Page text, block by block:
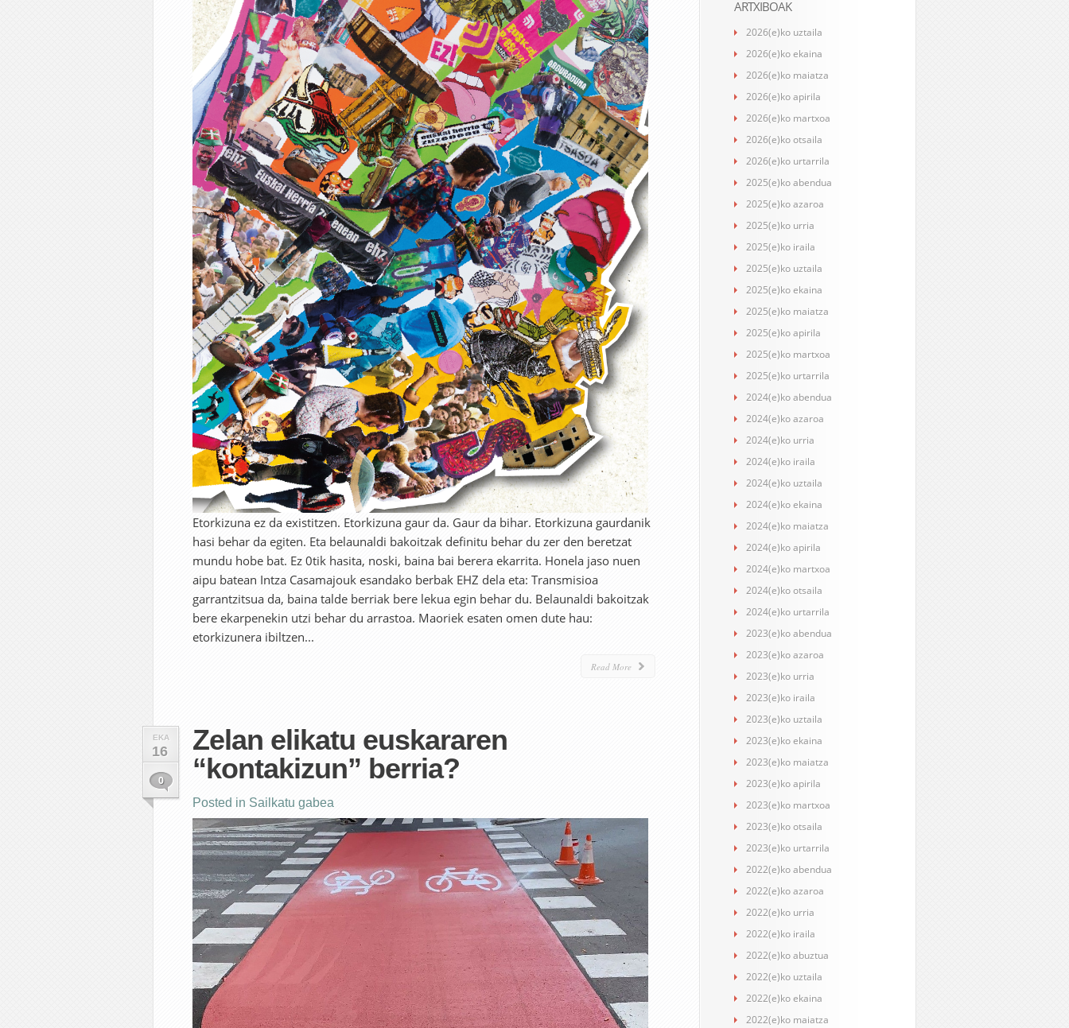
Etorkizuna ez da existitzen. Etorkizuna gaur da. Gaur da bihar. Etorkizuna gaurdanik
hasi behar da egiten. Eta belaunaldi bakoitzak definitu behar du zer den beretzat
mundu hobe bat. Ez 0tik hasita, noski, baina bai berera ekarrita. Honela jaso nuen
aipu batean Intza Casamajouk esandako berbak EHZ dela eta: Transmisioa
garrantzitsua da, baina talde berriak bere lekua egin behar du. Belaunaldi bakoitzak
bere ekarpenekin utzi behar du arrastoa. Maoriek esaten omen dute hau:
etorkizunera ibiltzen...
Read More
EKA
16
0
Zelan elikatu euskararen
“kontakizun” berria?
Posted in Sailkatu gabea
ARTXIBOAK
2026(e)ko uztaila
2026(e)ko ekaina
2026(e)ko maiatza
2026(e)ko apirila
2026(e)ko martxoa
2026(e)ko otsaila
2026(e)ko urtarrila
2025(e)ko abendua
2025(e)ko azaroa
2025(e)ko urria
2025(e)ko iraila
2025(e)ko uztaila
2025(e)ko ekaina
2025(e)ko maiatza
2025(e)ko apirila
2025(e)ko martxoa
2025(e)ko urtarrila
2024(e)ko abendua
2024(e)ko azaroa
2024(e)ko urria
2024(e)ko iraila
2024(e)ko uztaila
2024(e)ko ekaina
2024(e)ko maiatza
2024(e)ko apirila
2024(e)ko martxoa
2024(e)ko otsaila
2024(e)ko urtarrila
2023(e)ko abendua
2023(e)ko azaroa
2023(e)ko urria
2023(e)ko iraila
2023(e)ko uztaila
2023(e)ko ekaina
2023(e)ko maiatza
2023(e)ko apirila
2023(e)ko martxoa
2023(e)ko otsaila
2023(e)ko urtarrila
2022(e)ko abendua
2022(e)ko azaroa
2022(e)ko urria
2022(e)ko iraila
2022(e)ko abuztua
2022(e)ko uztaila
2022(e)ko ekaina
2022(e)ko maiatza